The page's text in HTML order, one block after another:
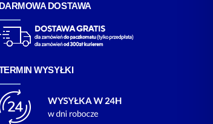
DARMOWA DOSTAWA
WYSYŁKI